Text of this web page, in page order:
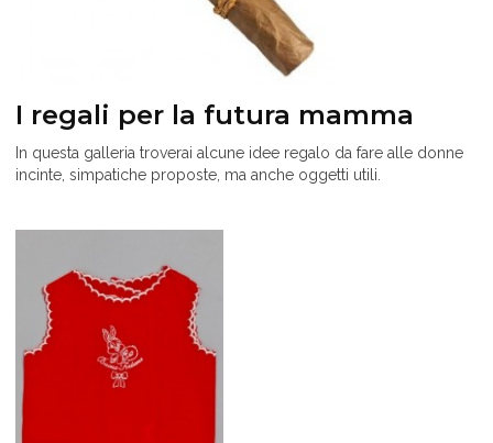
I regali per la futura mamma
In questa galleria troverai alcune idee regalo da fare alle donne
incinte, simpatiche proposte, ma anche oggetti utili.